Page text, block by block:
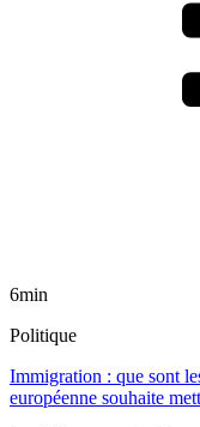
6min
Politique
Immigration : que sont
européenne souhaite